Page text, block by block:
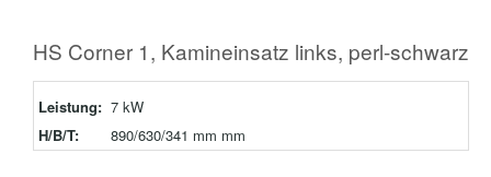
HS Corner 1, Kamineinsatz links, perl-schwarz
Leistung: 7 kW
H/B/T:
890/630/341 mm mm